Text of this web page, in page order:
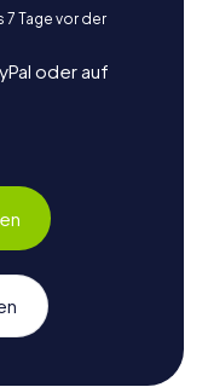
7 Tage vor der
oder auf